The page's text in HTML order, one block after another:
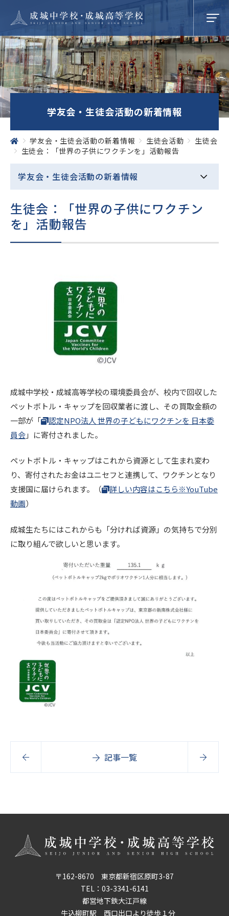
学校紹介
成城での学び
学校生活
SEIJO STORIES
保護者の
卒業生の
皆様へ
いじめ防止基本方針
採用情報 文化祭 Today’s SEIJO
学友会・生徒会活動の新着情報
学友会・生徒会活動の新着情報 生徒会活動
生徒会
生徒会：「世界の子供にワクチンを」活動報告
学友会・生徒会活動の新着情報
生徒会：「世界の子供にワクチン
を」活動報告
成城中学校・成城高等学校の環境委員会が、校内で回収した
ペットボトル・キャップを回収業者に渡し、その買取金額の
一部が「
認定NPO法人 世界の子どもにワクチンを 日本委
員会」に寄付されました。
ペットボトル・キャップはこれから資源として生まれ変わ
り、寄付されたお金はユニセフと連携して、ワクチンとなり
支援国に届けられます。（
詳しい内容はこちら※YouTube
動画）
成城生たちにはこれからも「分ければ資源」の気持ちで分別
に取り組んで欲しいと思います。
記事一覧
〒162-8670 東京都新宿区原町3-87
TEL： 03-3341-6141
都営地下鉄大江戸線
牛込柳町駅 西口出口より徒歩１分